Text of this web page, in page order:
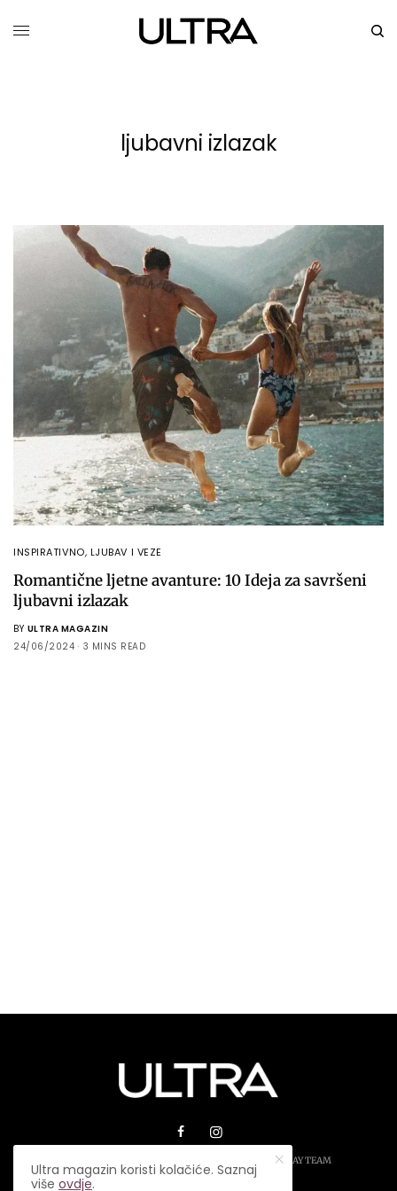
ljubavni izlazak
INSPIRATIVNO, LJUBAV I VEZE
Romantične ljetne avanture: 10 Ideja za savršeni
ljubavni izlazak
BY ULTRA MAGAZIN
24/06/2024
3 MINS READ
© 2026 ULTRA MAGAZIN. SVA PRAVA ZADRŽANA.PLAY TEAM
Ultra magazin koristi kolačiće. Saznaj
višeovdje.